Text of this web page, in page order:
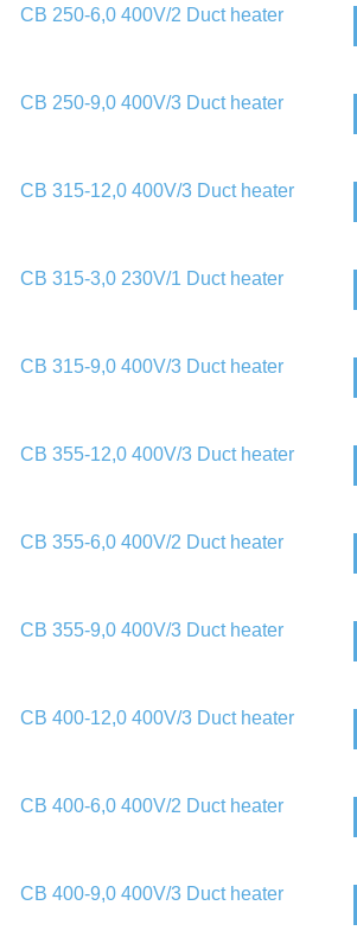
CB 250-6,0 400V/2 Duct heater
CB 250-9,0 400V/3 Duct heater
CB 315-12,0 400V/3 Duct heater
CB 315-3,0 230V/1 Duct heater
CB 315-9,0 400V/3 Duct heater
CB 355-12,0 400V/3 Duct heater
CB 355-6,0 400V/2 Duct heater
CB 355-9,0 400V/3 Duct heater
CB 400-12,0 400V/3 Duct heater
CB 400-6,0 400V/2 Duct heater
CB 400-9,0 400V/3 Duct heater